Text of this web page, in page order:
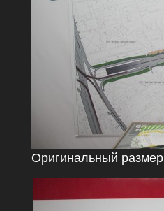
Оригинальный размер